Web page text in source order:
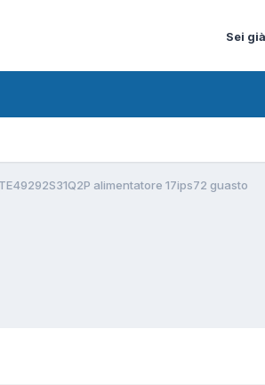
Sei
alimentatore 17ips72 guasto